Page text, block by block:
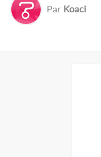
Par Koaci